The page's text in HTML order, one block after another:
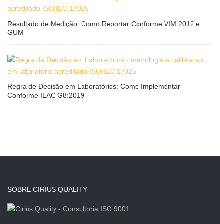
Resultado de Medição: Como Reportar Conforme VIM 2012 e
GUM
Regra de Decisão em Laboratórios: Como Implementar
Conforme ILAC G8:2019
SOBRE CIRIUS QUALITY